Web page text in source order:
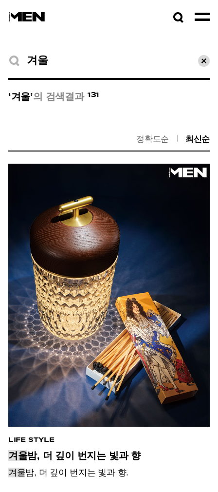
검색결과
초기
‘겨울’의 검색결과 131
정확도순 최신순
LIFE STYLE
겨울밤, 더 깊이 번지는 빛과 향
겨울밤, 더 깊이 번지는 빛과 향.